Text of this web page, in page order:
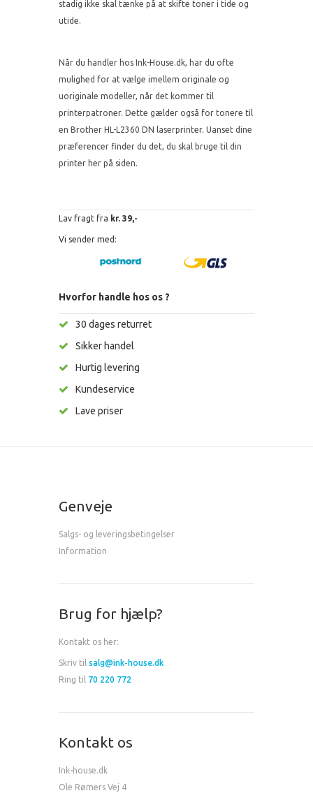
stadig ikke skal tænke på at skifte toner i tide og
utide.
Når du handler hos Ink-House.dk, har du ofte
mulighed for at vælge imellem originale og
uoriginale modeller, når det kommer til
printerpatroner. Dette gælder også for tonere til
en Brother HL-L2360 DN laserprinter. Uanset dine
præferencer finder du det, du skal bruge til din
printer her på siden.
Lav fragt fra kr. 39,-
Vi sender med:
Hvorfor handle hos os ?
30 dages returret
Sikker handel
Hurtig levering
Kundeservice
Lave priser
Genveje
Salgs- og leveringsbetingelser
Information
Brug for hjælp?
Kontakt os her:
Skriv til salg@ink-house.dk
Ring til 70 220 772
Kontakt os
Ink-house.dk
Ole Rømers Vej 4